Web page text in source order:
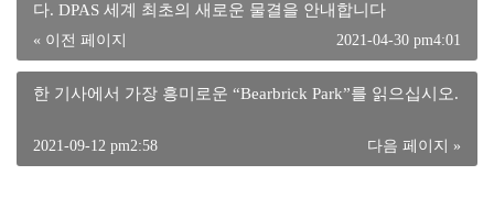
다. DPAS 세계 최초의 새로운 물결을 안내합니다
« 이전 페이지 2021-04-30 pm4:01
한 기사에서 가장 흥미로운 “Bearbrick Park”를 읽으십시오.
다음 페이지 »
2021-09-12 pm2:58